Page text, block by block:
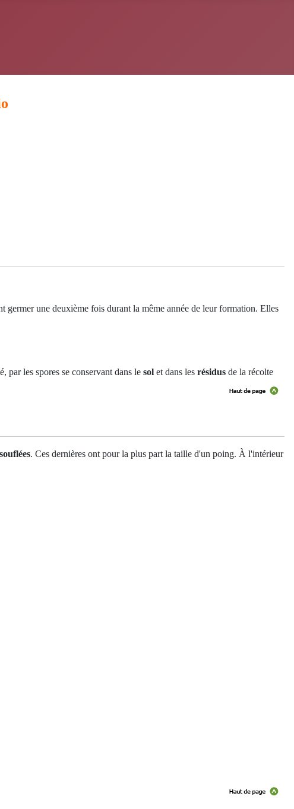
germer une deuxième fois durant la même année de leur formation. Elles
par les spores se conservant dans le sol et dans les résidus de la récolte
. Ces dernières ont pour la plus part la taille d'un poing. À l'intérieur